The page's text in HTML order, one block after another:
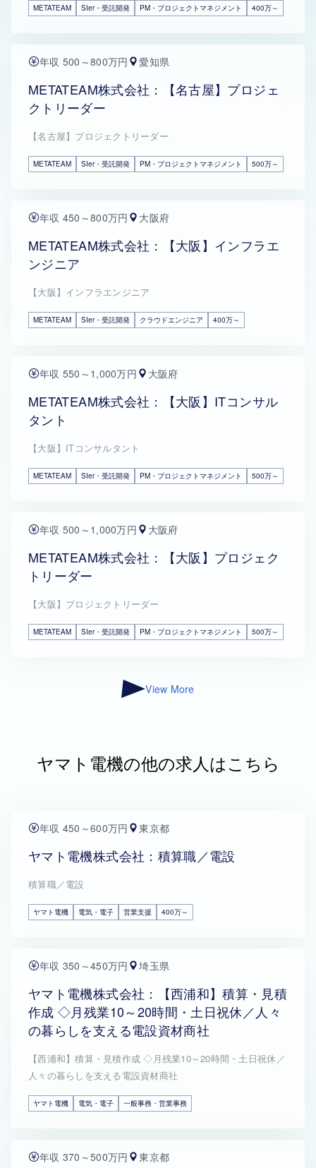
METATEAM SIer・受託開発 PM・プロジェクトマネジメント 400万～
年収 500～800万円 愛知県
METATEAM株式会社：【名古屋】プロジェ
クトリーダー
【名古屋】プロジェクトリーダー
METATEAM SIer・受託開発 PM・プロジェクトマネジメント 500万～
年収 450～800万円 大阪府
METATEAM株式会社：【大阪】インフラエ
ンジニア
【大阪】インフラエンジニア
METATEAM SIer・受託開発 クラウドエンジニア 400万～
年収 550～1,000万円 大阪府
METATEAM株式会社：【大阪】ITコンサル
タント
【大阪】ITコンサルタント
METATEAM SIer・受託開発 PM・プロジェクトマネジメント 500万～
年収 500～1,000万円 大阪府
METATEAM株式会社：【大阪】プロジェク
トリーダー
【大阪】プロジェクトリーダー
METATEAM SIer・受託開発 PM・プロジェクトマネジメント 500万～
View More
ヤマト電機の他の求人はこちら
年収 450～600万円 東京都
ヤマト電機株式会社：積算職／電設
積算職／電設
ヤマト電機 電気・電子 営業支援 400万～
年収 350～450万円 埼玉県
ヤマト電機株式会社：【西浦和】積算・見積
作成 ◇月残業10～20時間・土日祝休／人々
の暮らしを支える電設資材商社
【西浦和】積算・見積作成 ◇月残業10～20時間・土日祝休／
人々の暮らしを支える電設資材商社
ヤマト電機 電気・電子 一般事務・営業事務
年収 370～500万円 東京都